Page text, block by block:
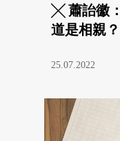
╳ 蕭詒徽
道是相親？
25.07.2022